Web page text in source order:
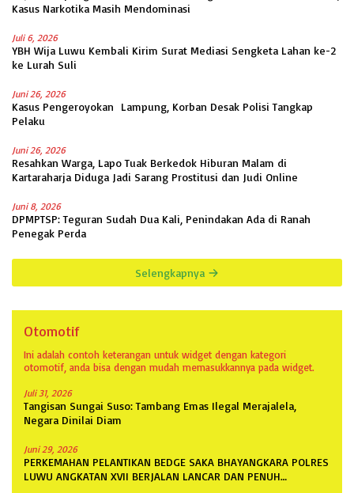
Kasus Narkotika Masih Mendominasi
Juli 6, 2026
YBH Wija Luwu Kembali Kirim Surat Mediasi Sengketa Lahan ke-2
ke Lurah Suli
Juni 26, 2026
Kasus Pengeroyokan Lampung, Korban Desak Polisi Tangkap
Pelaku
Juni 26, 2026
Resahkan Warga, Lapo Tuak Berkedok Hiburan Malam di
Kartaraharja Diduga Jadi Sarang Prostitusi dan Judi Online
Juni 8, 2026
DPMPTSP: Teguran Sudah Dua Kali, Penindakan Ada di Ranah
Penegak Perda
Selengkapnya
Otomotif
Ini adalah contoh keterangan untuk widget dengan kategori
otomotif, anda bisa dengan mudah memasukkannya pada widget.
Juli 31, 2026
Tangisan Sungai Suso: Tambang Emas Ilegal Merajalela,
Negara Dinilai Diam
Juni 29, 2026
PERKEMAHAN PELANTIKAN BEDGE SAKA BHAYANGKARA POLRES
LUWU ANGKATAN XVII BERJALAN LANCAR DAN PENUH